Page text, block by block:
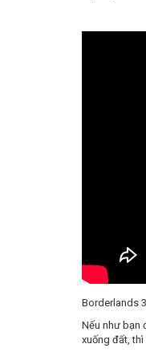
Borderlands
Nếu như bạn
xuống đất, thì